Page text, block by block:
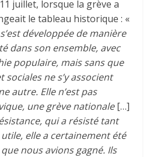
juillet, lorsque la grève a
le tableau historique : «
développée de manière
dans son ensemble, avec
populaire, mais sans que
ne s’y associent
autre. Elle n’est pas
une grève nationale[…]
qui a résisté tant
utile, elle a certainement été
nous avions gagné. Ils